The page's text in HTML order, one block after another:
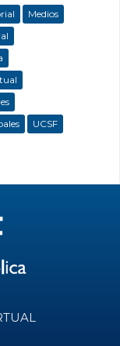
Medios
UCSF